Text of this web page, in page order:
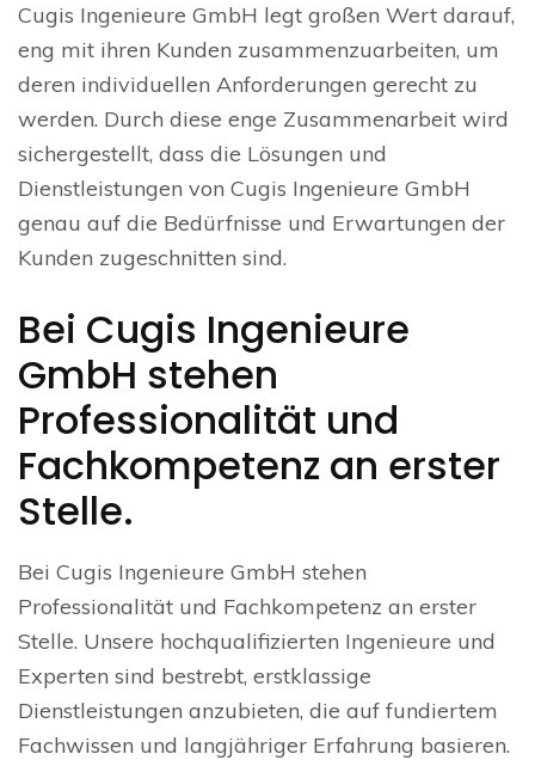
Cugis Ingenieure GmbH legt großen Wert darauf,
eng mit ihren Kunden zusammenzuarbeiten, um
deren individuellen Anforderungen gerecht zu
werden. Durch diese enge Zusammenarbeit wird
sichergestellt, dass die Lösungen und
Dienstleistungen von Cugis Ingenieure GmbH
genau auf die Bedürfnisse und Erwartungen der
Kunden zugeschnitten sind.
Bei Cugis Ingenieure
GmbH stehen
Professionalität und
Fachkompetenz an erster
Stelle.
Bei Cugis Ingenieure GmbH stehen
Professionalität und Fachkompetenz an erster
Stelle. Unsere hochqualifizierten Ingenieure und
Experten sind bestrebt, erstklassige
Dienstleistungen anzubieten, die auf fundiertem
Fachwissen und langjähriger Erfahrung basieren.